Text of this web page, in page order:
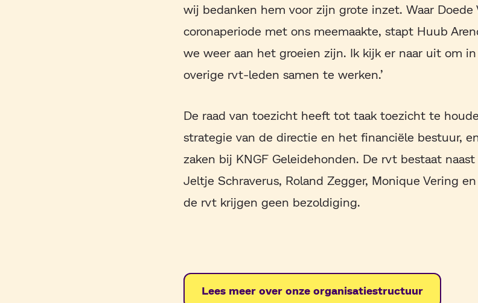
wij bedanken hem voor zijn grote inzet. Waar Doede
coronaperiode met ons meemaakte, stapt Huub
we weer aan het groeien zijn. Ik kijk er naar uit om
overige rvt-leden samen te werken.’
De raad van toezicht heeft tot taak toezicht te
strategie van de directie en het financiële bestuur,
zaken bij KNGF Geleidehonden. De rvt bestaat
Jeltje Schraverus, Roland Zegger, Monique Vering
de rvt krijgen geen bezoldiging.
Lees meer over onze organisatiestructuur